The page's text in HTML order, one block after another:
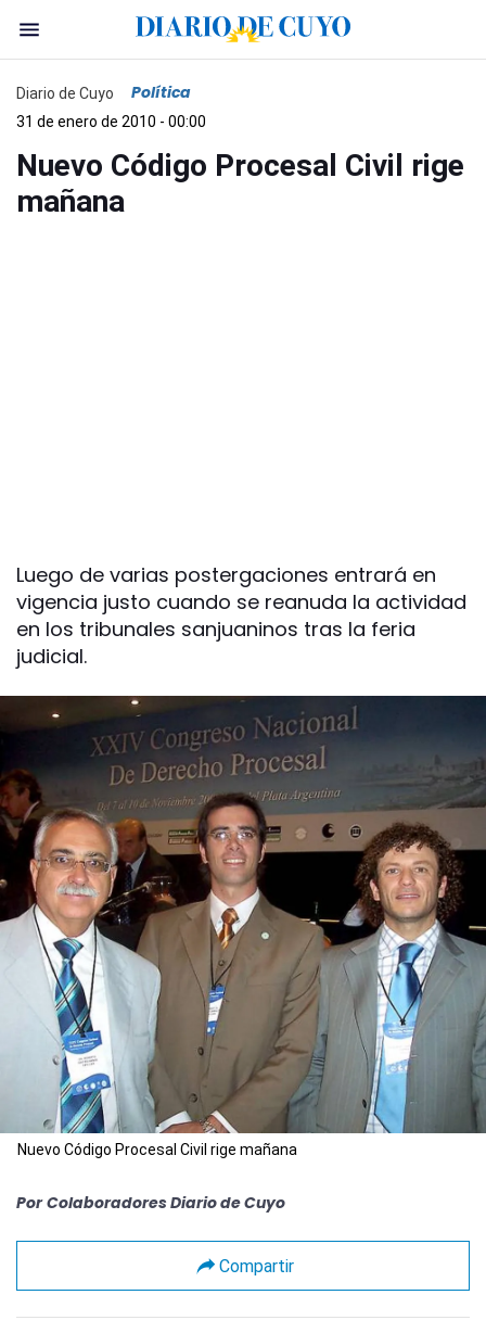
Diario de Cuyo Política
31 de enero de 2010 - 00:00
Nuevo Código Procesal Civil rige
mañana
Luego de varias postergaciones entrará en
vigencia justo cuando se reanuda la actividad
en los tribunales sanjuaninos tras la feria
judicial.
Nuevo Código Procesal Civil rige mañana
Por Colaboradores Diario de Cuyo
Compartir